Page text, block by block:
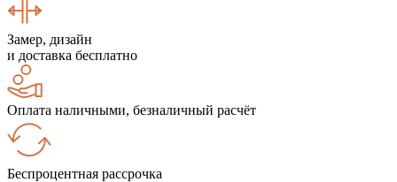
Замер, дизайн
и доставка бесплатно
Оплата наличными, безналичный расчёт
Беспроцентная рассрочка